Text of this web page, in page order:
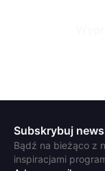
Subskrybuj
Bądź na bieżąco z
inspiracjami